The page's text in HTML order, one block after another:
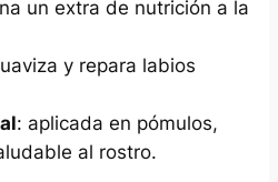
un extra de nutrición a la
y repara labios
: aplicada en pómulos,
al rostro.​